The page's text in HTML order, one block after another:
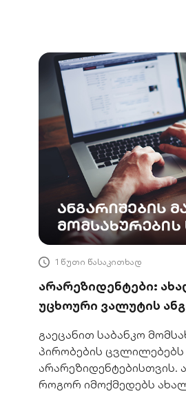
1 წუთი წასაკითხად
არარეზიდენტები:
უცხოური ვალუტის
გაეცანით საბანკო
პირობების ცვლილებებს
არარეზიდენტებისთვის.
როგორ იმოქმედებს